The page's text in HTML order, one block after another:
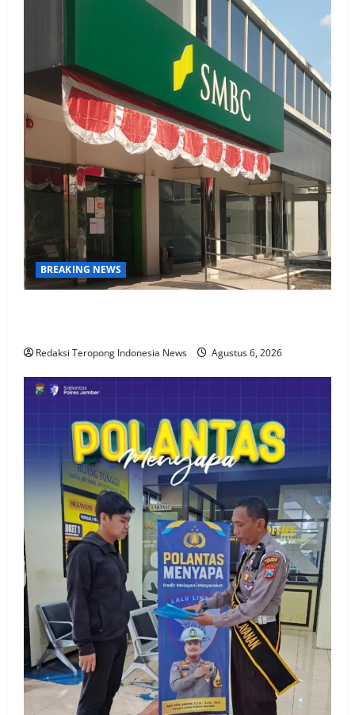
BREAKING NEWS
Redaksi Teropong Indonesia News Agustus 6, 2026